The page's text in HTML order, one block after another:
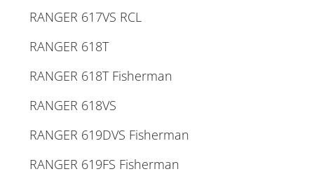
RANGER 617VS RCL
RANGER 618T
RANGER 618T Fisherman
RANGER 618VS
RANGER 619DVS Fisherman
RANGER 619FS Fisherman